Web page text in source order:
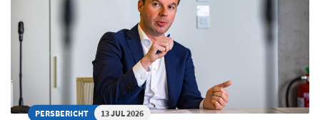
PERSBERICHT 13 JUL 2026